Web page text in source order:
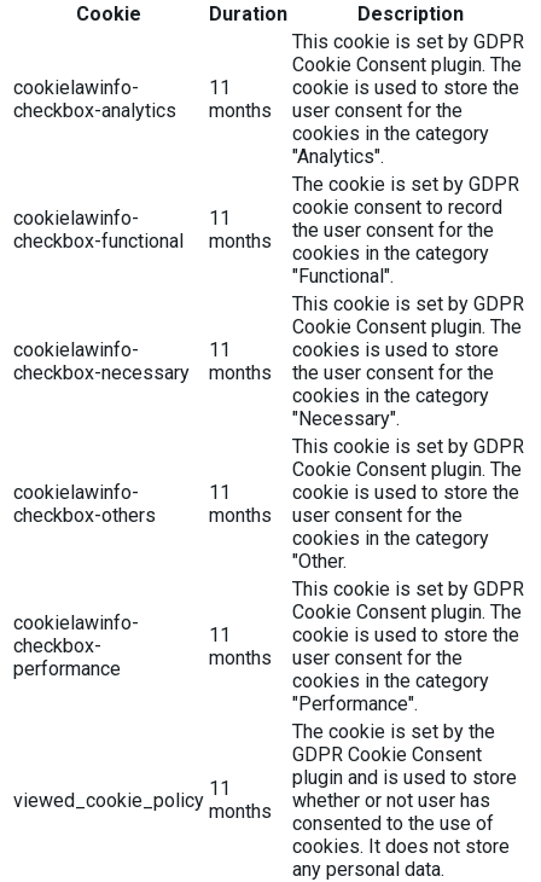
Cookie
Duration Description
cookielawinfo-
checkbox-analytics
11
months
This cookie is set by GDPR
Cookie Consent plugin. The
cookie is used to store the
user consent for the
cookies in the category
"Analytics".
cookielawinfo-
checkbox-functional
11
months
The cookie is set by GDPR
cookie consent to record
the user consent for the
cookies in the category
"Functional".
cookielawinfo-
checkbox-necessary
11
months
This cookie is set by GDPR
Cookie Consent plugin. The
cookies is used to store
the user consent for the
cookies in the category
"Necessary".
cookielawinfo-
checkbox-others
11
months
This cookie is set by GDPR
Cookie Consent plugin. The
cookie is used to store the
user consent for the
cookies in the category
"Other.
cookielawinfo-
checkbox-
performance
11
months
This cookie is set by GDPR
Cookie Consent plugin. The
cookie is used to store the
user consent for the
cookies in the category
"Performance".
viewed_cookie_policy
11
months
The cookie is set by the
GDPR Cookie Consent
plugin and is used to store
whether or not user has
consented to the use of
cookies. It does not store
any personal data.